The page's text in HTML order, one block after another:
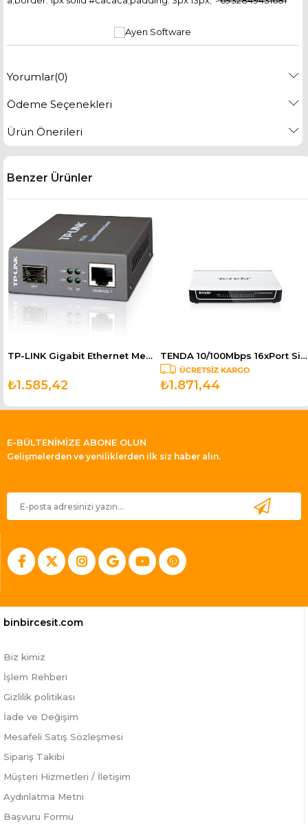
Yorumlar(0)
Ödeme Seçenekleri
Ürün Önerileri
Benzer Ürünler
TP-LINK Gigabit Ethernet Medya Dönüştürücü MC220L
₺1.585,42
TENDA 10/100Mbps 16xPort Siyah-Beyaz Masaüstü Switch S16
₺1.871,44
E-BÜLTENİMİZE ABONE OLUN
Gelişmelerden ve yeniliklerden ilk siz haber alın.
binbircesit.com
Biz kimiz
İşlem Rehberi
Gizlilik politikası
İade ve Değişim
Mesafeli Satış Sözleşmesi
Sipariş Takibi
Müşteri Hizmetleri / İletişim
Aydınlatma Metni
Başvuru Formu